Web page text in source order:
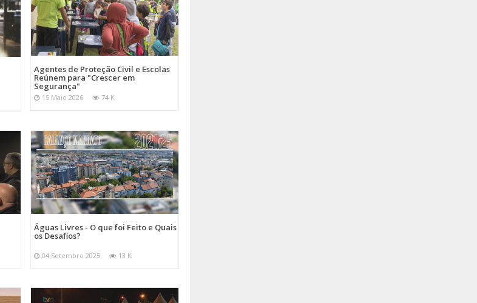
Agentes de Proteção Civil e Escolas
Reúnem para "Crescer em
Segurança"
15 Maio 2026 74 K
Águas Livres - O que foi Feito e Quais
os Desafios?
04 Setembro 2025 13 K